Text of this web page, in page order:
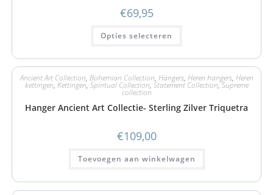
€69,95
Opties selecteren
Ancient Art Collection, Bohemian Collection, Hangers, Heren hangers, Heren
kettingen, Kettingen, Spiritual Collection, Statement Collection,Supreme
collection
Hanger Ancient Art Collectie- Sterling Zilver Triquetra
€109,00
Toevoegen aan winkelwagen